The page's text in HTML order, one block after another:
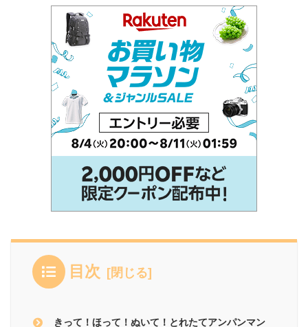
目次
きって！ほって！ぬいて！とれたてアンパンマン